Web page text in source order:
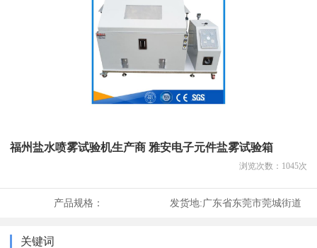
福州盐水喷雾试验机生产商 雅安电子元件盐雾试验箱
浏览次数： 1045次
产品规格： 发货地:广东省东莞市莞城街道
关键词